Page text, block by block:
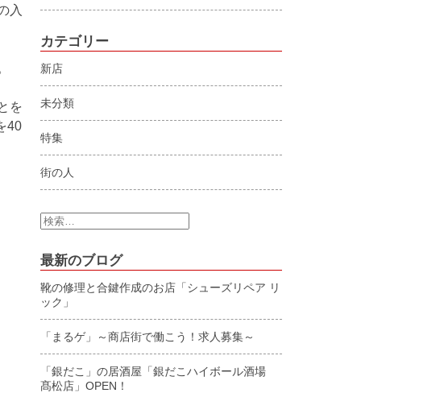
入
を
40
カテゴリー
新店
未分類
特集
街の人
検
索:
最新のブログ
靴の修理と合鍵作成のお店「シューズリペア リ
ック」
「まるゲ」～商店街で働こう！求人募集～
「銀だこ」の居酒屋「銀だこハイボール酒場
髙松店」OPEN！